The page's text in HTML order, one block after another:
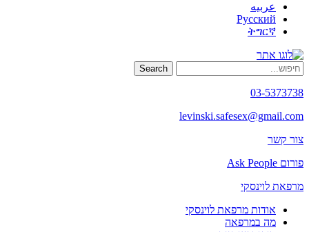
عربيه
Русский
ትግርኛ
Search
03-5373738
levinski.safesex@gmail.com
צור קשר
פורום Ask People
מרפאת לוינסקי
אודות מרפאת לוינסקי
מה במרפאה